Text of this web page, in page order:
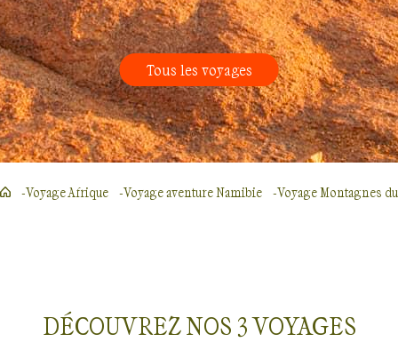
Tous les voyages
Voyage Afrique Voyage aventure Namibie Voyage Montagnes
DÉCOUVREZ NOS 3VOYAGES